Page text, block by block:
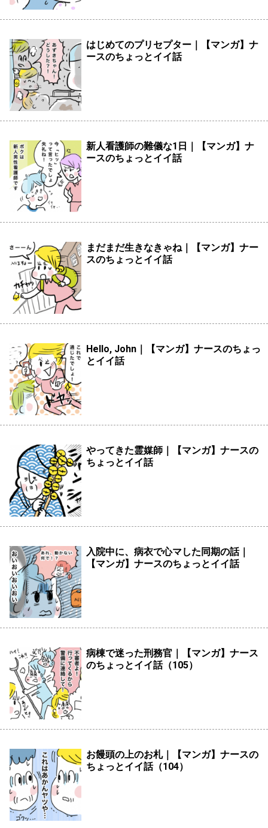
はじめてのプリセプター｜【マンガ】ナ
ースのちょっとイイ話
新人看護師の難儀な1日｜【マンガ】ナ
ースのちょっとイイ話
まだまだ生きなきゃね｜【マンガ】ナー
スのちょっとイイ話
Hello, John｜【マンガ】ナースのちょっ
とイイ話
やってきた霊媒師｜【マンガ】ナースの
ちょっとイイ話
入院中に、病衣で心マした同期の話｜
【マンガ】ナースのちょっとイイ話
病棟で迷った刑務官｜【マンガ】ナース
のちょっとイイ話（105）
お饅頭の上のお札｜【マンガ】ナースの
ちょっとイイ話（104）